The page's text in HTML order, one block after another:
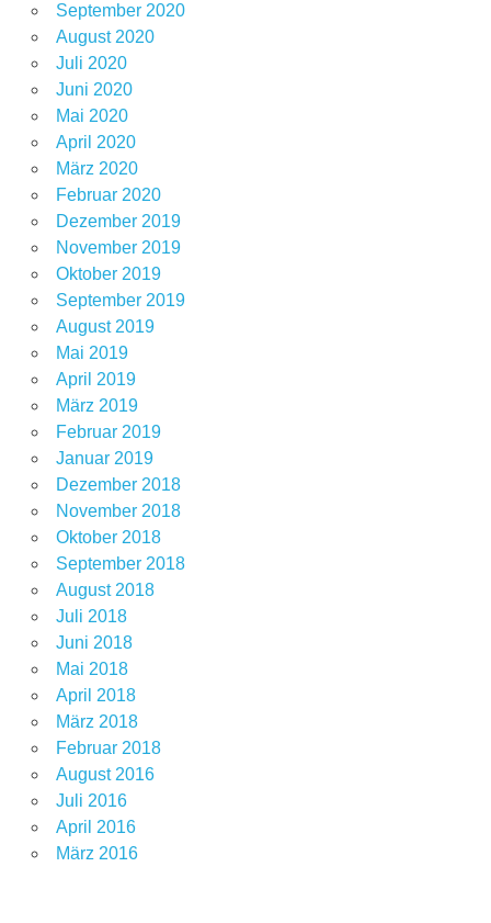
September 2020
August 2020
Juli 2020
Juni 2020
Mai 2020
April 2020
März 2020
Februar 2020
Dezember 2019
November 2019
Oktober 2019
September 2019
August 2019
Mai 2019
April 2019
März 2019
Februar 2019
Januar 2019
Dezember 2018
November 2018
Oktober 2018
September 2018
August 2018
Juli 2018
Juni 2018
Mai 2018
April 2018
März 2018
Februar 2018
August 2016
Juli 2016
April 2016
März 2016